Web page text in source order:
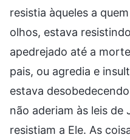
resistia àqueles a
olhos, estava
apedrejado até a
pais, ou agredia e
estava
não aderiam às leis de
resistiam a Ele. As